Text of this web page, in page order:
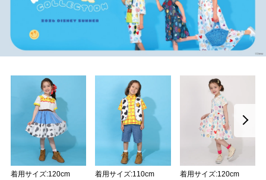
着用サイズ:120cm
着用サイズ:110cm
着用サイズ:120cm